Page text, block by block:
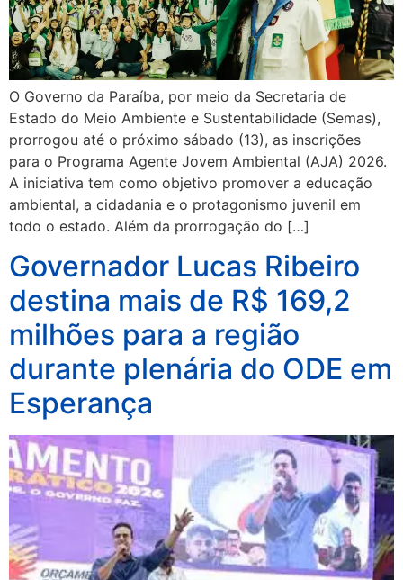
O Governo da Paraíba, por meio da Secretaria de
Estado do Meio Ambiente e Sustentabilidade (Semas),
prorrogou até o próximo sábado (13), as inscrições
para o Programa Agente Jovem Ambiental (AJA) 2026.
A iniciativa tem como objetivo promover a educação
ambiental, a cidadania e o protagonismo juvenil em
todo o estado. Além da prorrogação do […]
Governador Lucas Ribeiro
destina mais de R$ 169,2
milhões para a região
durante plenária do ODE em
Esperança